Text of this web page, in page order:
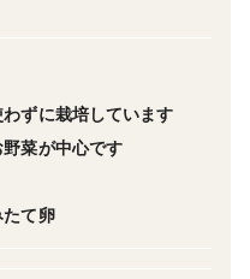
。
ずに栽培しています
野菜が中心です
たて卵